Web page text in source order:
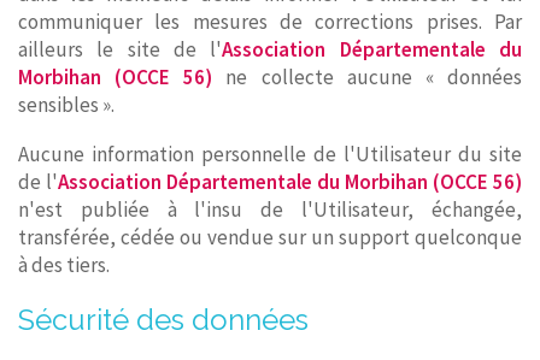
communiquer les mesures de corrections prises. Par
ailleurs le site de l'Association Départementale du
Morbihan (OCCE 56) ne collecte aucune « données
sensibles ».
Aucune information personnelle de l'Utilisateur du site
de l'Association Départementale du Morbihan (OCCE 56)
n'est publiée à l'insu de l'Utilisateur, échangée,
transférée, cédée ou vendue sur un support quelconque
à des tiers.
Sécurité des données